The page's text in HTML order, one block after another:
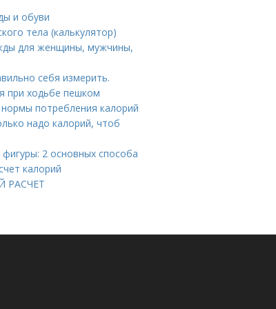
и обуви
тела (калькулятор)
для женщины, мужчины,
себя измерить.
при ходьбе пешком
потребления калорий
надо калорий, чтоб
2 основных способа
калорий
РАСЧЕТ